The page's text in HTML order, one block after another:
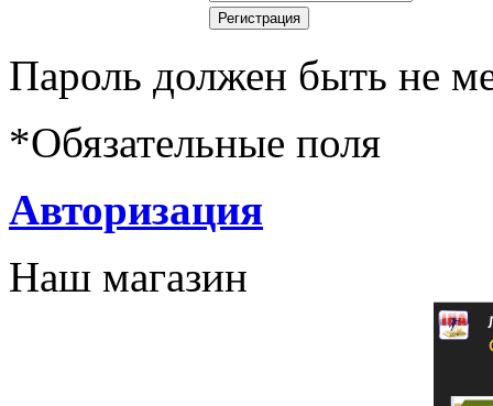
Пароль должен быть не
*Обязательные поля
Авторизация
Наш магазин